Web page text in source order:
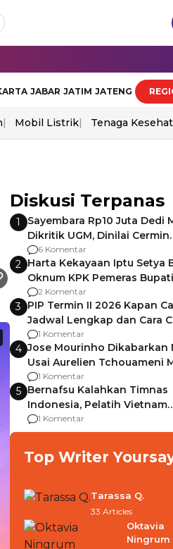
JABAR JATIM JATENG
Mobil Listrik Tenaga
Diskusi Terpanas
1
Sayembara Rp10 Juta Dedi
Dikritik UGM, Dinilai Cermin
Gagalnya Negara Jamin
6 Komentar
2 Harta Kekayaan Iptu Setya
Oknum KPK Pemeras Bupati
Pemalang
2 Komentar
3 PIP Termin II 2026 Kapan
Jadwal Lengkap dan Cara
agar Dana Tidak Hangus!
1 Komentar
4 Jose Mourinho Dikabarkan
Usai Aurelien Tchouameni
Manchester United
1 Komentar
5 Bernafsu Kalahkan Timnas
Indonesia, Pelatih Vietnam
Berencana Pakai Jimat di
1 Komentar
Top Writer
Tarassa Q.
33 Articles
Oktavia
Ningrum